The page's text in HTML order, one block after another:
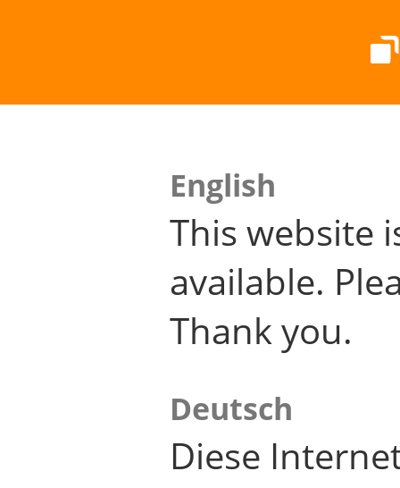
English
This website
available.
Thank you.
Deutsch
Diese